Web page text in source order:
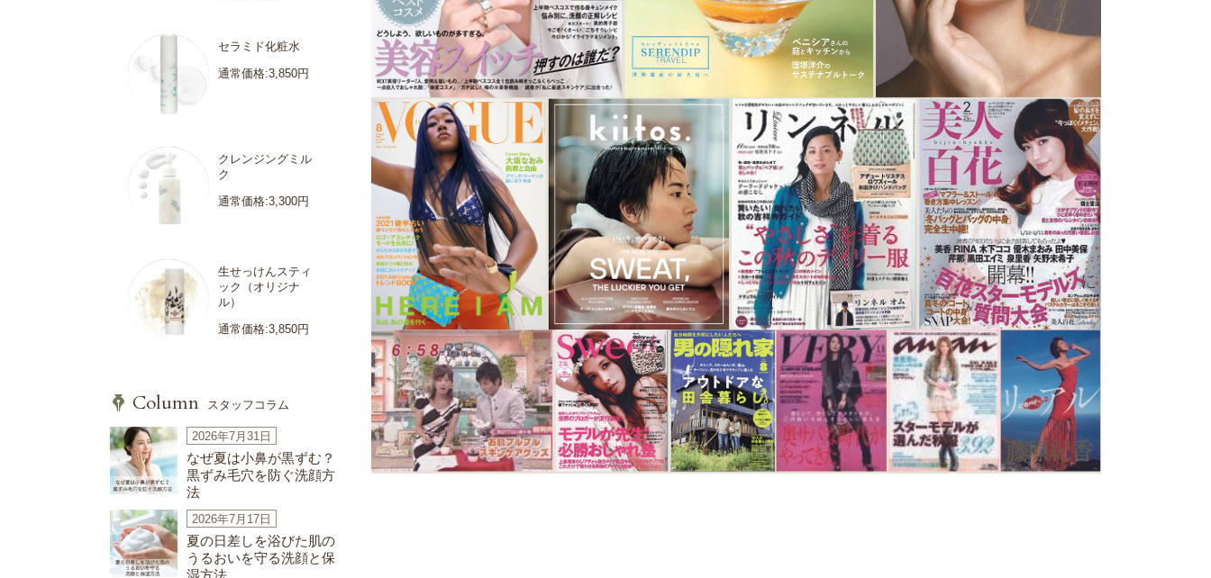
セラミド化粧水
通常価格:3,850円
クレンジングミル
ク
通常価格:3,300円
生せっけんスティ
ック（オリジナ
ル）
通常価格:3,850円
Column スタッフコラム
2026年7月31日
なぜ夏は小鼻が黒ずむ？
黒ずみ毛穴を防ぐ洗顔方
法
2026年7月17日
夏の日差しを浴びた肌の
うるおいを守る洗顔と保
湿方法